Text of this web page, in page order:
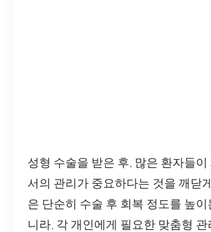
성형 수술을 받은 후, 많은 환자들이
서의 관리가 중요하다는 것을 깨닫
은 단순히 수술 후 회복 정도를 높
니라, 각 개인에게 필요한 맞춤형